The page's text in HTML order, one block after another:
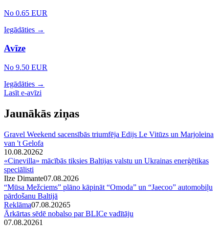
No 0.65 EUR
Iegādāties →
Avīze
No 9.50 EUR
Iegādāties →
Lasīt e-avīzi
Jaunākās ziņas
Gravel Weekend sacensībās triumfēja Edijs Le Vitūzs un Marjoleina
van 't Gelofa
10.08.20262
«Cinevilla» mācībās tiksies Baltijas valstu un Ukrainas enerģētikas
speciālisti
Ilze Dimante07.08.2026
“Mūsa Mežciems” plāno kāpināt “Omoda” un “Jaecoo” automobiļu
pārdošanu Baltijā
Reklāma07.08.20265
Ārkārtas sēdē nobalso par BLICe vadītāju
07.08.20261